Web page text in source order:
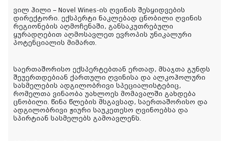
ვილ ჰილი – Novel Wines-ის ღვინის შესყიდვების
დირექტორი. ექსპერტი ნაკლებად ცნობილი ღვინის
რეგიონების აღმოჩენაში, განსაკუთრებული
ყურადღებით აღმოსავლეთ ევროპის უნიკალური
პოტენციალის მიმართ.
საერთაშორისო ექსპერტებთან ერთად, მსაჯთა გუნდს
შეუერთდებიან ქართული ღვინისა და ალკოჰოლური
სასმელების ადგილობრივი სპეციალისტებიც,
რომელთა ვინაობა უახლოეს მომავალში გახდება
ცნობილი. წინა წლების მსგავსად, საერთაშორისო და
ადგილობრივი ჟიური საუკეთესო ღვინოებსა და
სპირტიან სასმელებს გამოავლენს.